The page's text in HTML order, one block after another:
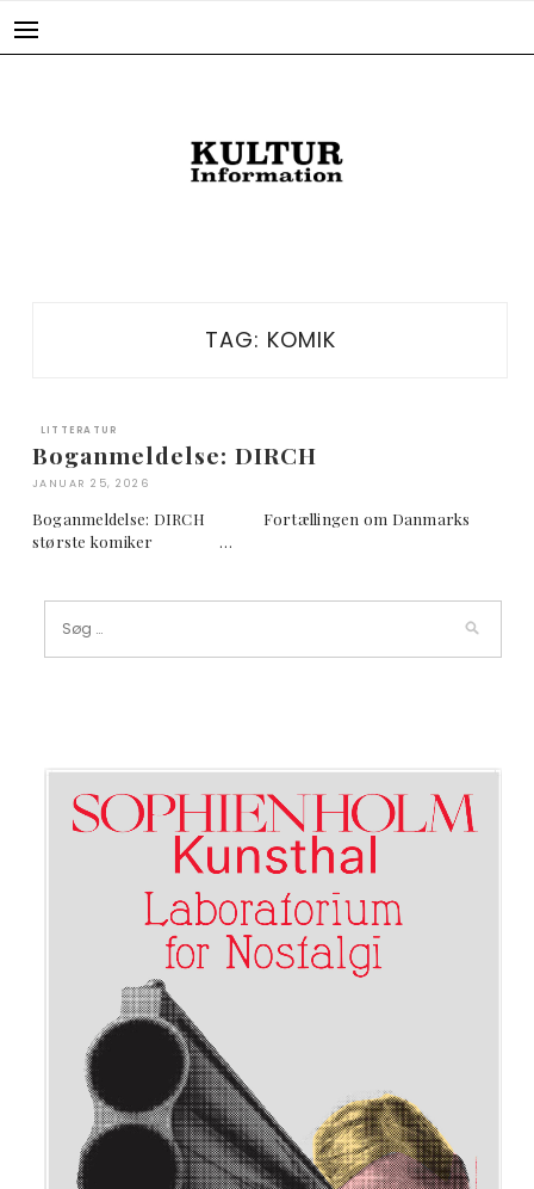
TAG: KOMIK
LITTERATUR
Boganmeldelse: DIRCH
JANUAR 25, 2026
Boganmeldelse: DIRCH Fortællingen om Danmarks
største komiker …